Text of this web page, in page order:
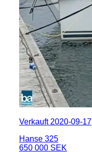
Verkauft 2020-09-17
Hanse 325
650 000 SEK